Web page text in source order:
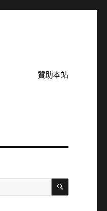
贊助本站
搜